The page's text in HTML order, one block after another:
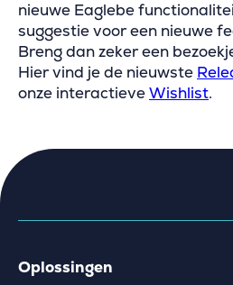
nieuwe Eaglebe
suggestie voor een nieuwe
Breng dan zeker een
Hier vind je de nieuwste
onze interactieveWishlist.
Oplossingen